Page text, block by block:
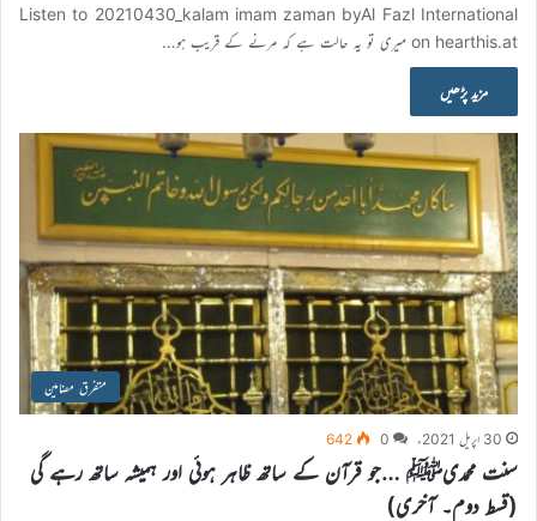
Listen to 20210430_kalam imam zaman byAl Fazl International
on hearthis.at میری تو یہ حالت ہے کہ مرنے کے قریب ہو…
مزید پڑھیں
متفرق مضامین
30 اپریل 2021ء 0
642
سنت محمدیﷺ …جو قرآن کے ساتھ ظاہر ہوئی اور ہمیشہ ساتھ رہے گی
(قسط دوم۔ آخری)